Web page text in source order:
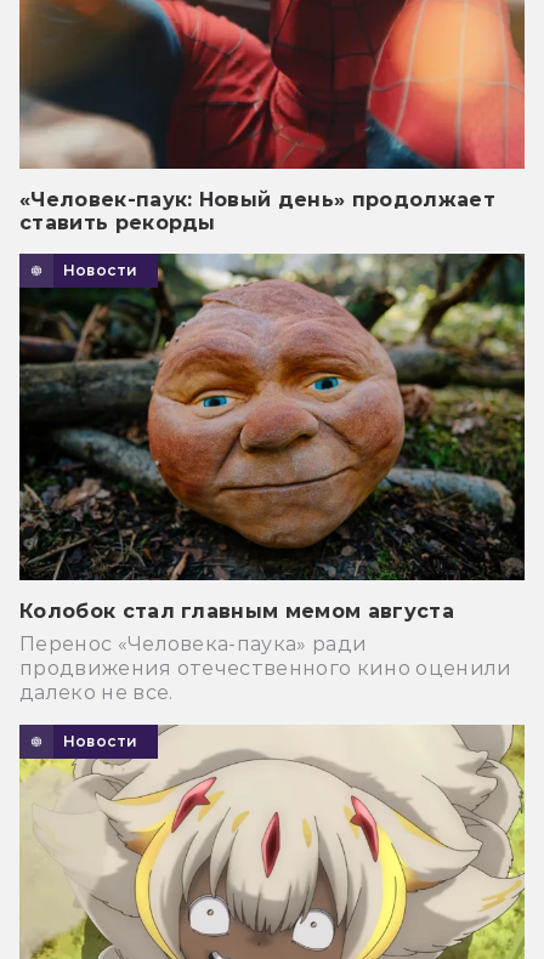
«Человек-паук: Новый день» продолжает
ставить рекорды
Новости
Колобок стал главным мемом августа
Перенос «Человека-паука» ради
продвижения отечественного кино оценили
далеко не все.
Новости